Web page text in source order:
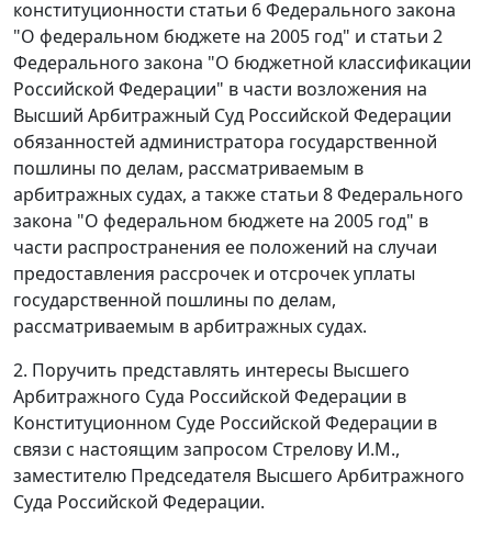
конституционности статьи 6Федерального закона
"О федеральном бюджете на 2005 год" и статьи 2
Федерального закона "О бюджетной классификации
Российской Федерации" в части возложения на
Высший Арбитражный Суд Российской Федерации
обязанностей администратора государственной
пошлины по делам, рассматриваемым в
арбитражных судах, а также статьи 8Федерального
закона "О федеральном бюджете на 2005 год" в
части распространения ее положений на случаи
предоставления рассрочек и отсрочек уплаты
государственной пошлины по делам,
рассматриваемым в арбитражных судах.
2. Поручить представлять интересы Высшего
Арбитражного Суда Российской Федерации в
Конституционном Суде Российской Федерации в
связи с настоящим запросом Стрелову И.М.,
заместителю Председателя Высшего Арбитражного
Суда Российской Федерации.